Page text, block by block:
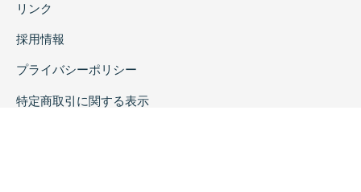
リンク
採用情報
プライバシーポリシー
特定商取引に関する表示